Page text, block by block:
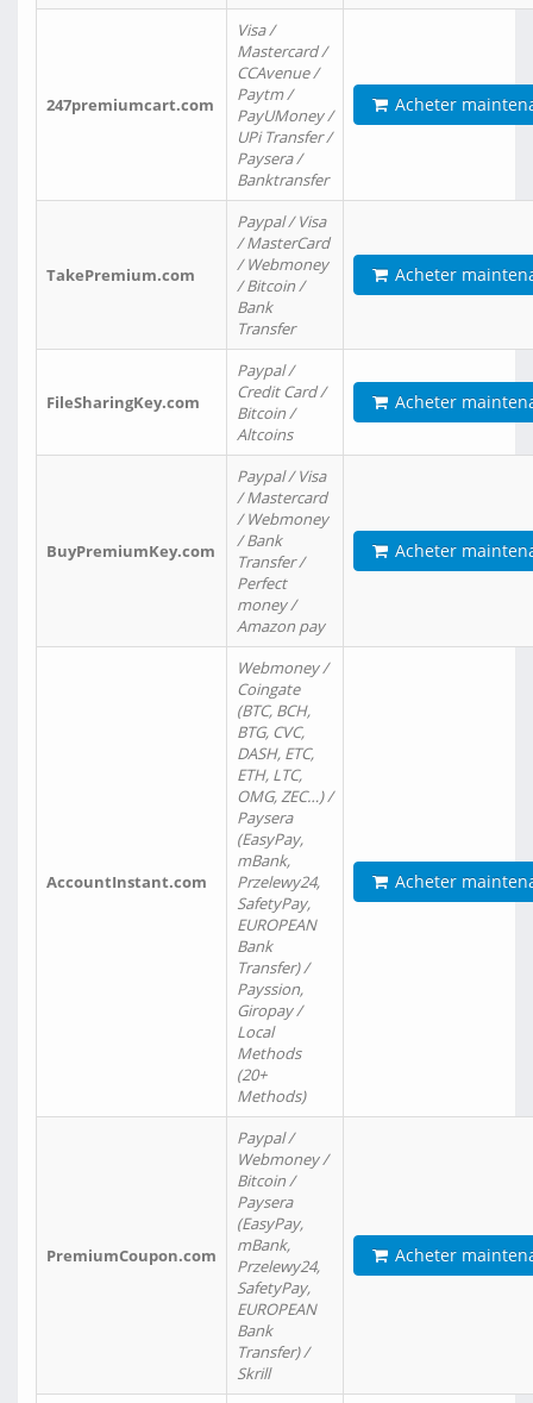
247premiumcart.com
Visa /
Mastercard /
CCAvenue /
Paytm /
PayUMoney /
UPi Transfer /
Paysera /
Banktransfer
Acheter
TakePremium.com
Paypal / Visa
/ MasterCard
/ Webmoney
/ Bitcoin /
Bank
Transfer
Acheter
FileSharingKey.com
Paypal /
Credit Card /
Bitcoin /
Altcoins
Acheter
BuyPremiumKey.com
Paypal / Visa
/ Mastercard
/ Webmoney
/ Bank
Transfer /
Perfect
money /
Amazon pay
Acheter
AccountInstant.com
Webmoney /
Coingate
(BTC, BCH,
BTG, CVC,
DASH, ETC,
ETH, LTC,
OMG, ZEC…) /
Paysera
(EasyPay,
mBank,
Przelewy24,
SafetyPay,
EUROPEAN
Bank
Transfer) /
Payssion,
Giropay /
Local
Methods
(20+
Methods)
Acheter
PremiumCoupon.com
Paypal /
Webmoney /
Bitcoin /
Paysera
(EasyPay,
mBank,
Przelewy24,
SafetyPay,
EUROPEAN
Bank
Transfer) /
Skrill
Acheter